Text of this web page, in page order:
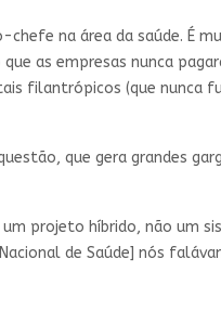
na área da saúde. É
as empresas nunca
filantrópicos (que nunca
que gera grandes
projeto híbrido, não um
de Saúde] nós